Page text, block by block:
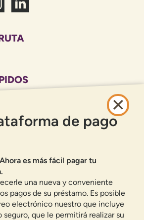
INSCRIBIRSE
de Nuevo México cuentas corrientes,
para automóviles, hipotecas, préstamos
y muchos otros productos y servicios
de pago
es más fácil pagar tu
una nueva y conveniente
pagos de su préstamo. Es posible
electrónico nuestro que incluye
seguro, que le permitirá realizar su